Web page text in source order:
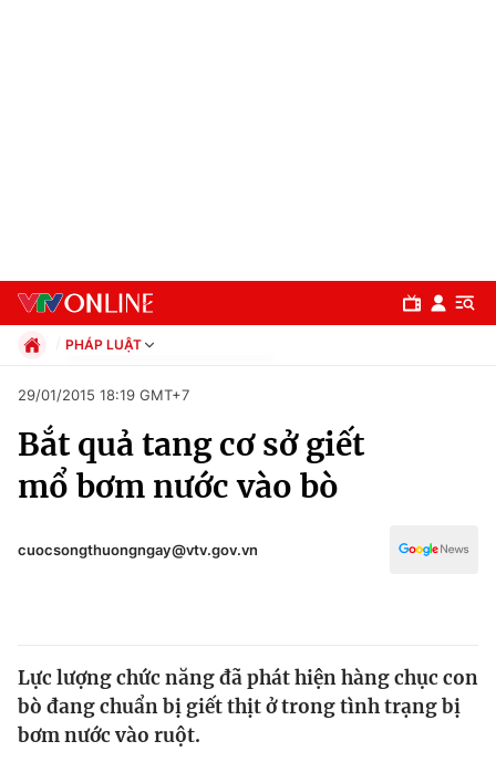
Chuyên mục
Chính trị
Y tế
PHÁP LUẬT
Xã hội
Pháp luật
Kinh tế
Thể thao
Văn hóa - Giải trí
Giáo dục
29/01/2015 18:19 GMT+7
Bắt quả tang cơ sở giết
mổ bơm nước vào bò
cuocsongthuongngay@vtv.gov.vn
Lực lượng chức năng đã phát hiện hàng chục con
bò đang chuẩn bị giết thịt ở trong tình trạng bị
bơm nước vào ruột.